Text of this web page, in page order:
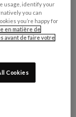
usage, identify your
you can
you’re happy for
en matière de
avant de faire votre
Cookies